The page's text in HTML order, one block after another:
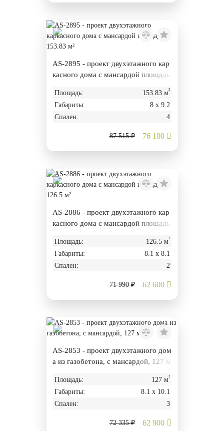
AS-2895 - проект двухэтажного кар
касного дома с мансардой площадь
Площадь: 153.83 м²
Габариты:
8 х 9.2
Спален:
4
87 515 ₽ 76 100
AS-2886 - проект двухэтажного кар
касного дома с мансардой площадь
Площадь: 126.5 м²
Габариты:
8.1 х 8.1
Спален:
2
71 990 ₽ 62 600
AS-2853 - проект двухэтажного дом
а из газобетона, с мансардой, 127 м
Площадь: 127 м²
Габариты:
8.1 х 10.1
Спален:
3
72 335 ₽ 62 900